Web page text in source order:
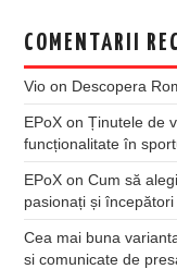
COMENTARII
Vio on Descopera
EPoX onȚinutele de
funcționalitate în
EPoX onCum să
pasionați și începători
Cea mai buna
si comunicate de